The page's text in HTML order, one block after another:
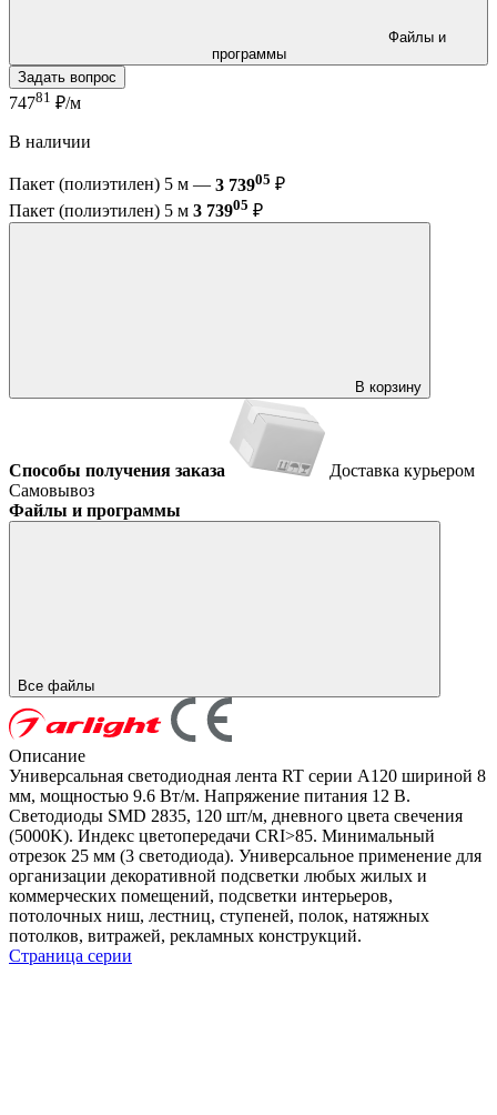
программы
Задать вопрос
74781 ₽/м
В наличии
Пакет (полиэтилен) 5 м — 3 73905 ₽
Пакет (полиэтилен) 5 м 3 73905 ₽
В корзину
Способы получения заказа
Доставка курьером
Самовывоз
Файлы и программы
Все файлы
Описание
Универсальная светодиодная лента RT серии A120 шириной 8
мм, мощностью 9.6 Вт/м. Напряжение питания 12 В.
Светодиоды SMD 2835, 120 шт/м, дневного цвета свечения
(5000K). Индекс цветопередачи CRI>85. Минимальный
отрезок 25 мм (3 светодиода). Универсальное применение для
организации декоративной подсветки любых жилых и
коммерческих помещений, подсветки интерьеров,
потолочных ниш, лестниц, ступеней, полок, натяжных
потолков, витражей, рекламных конструкций.
Страница серии